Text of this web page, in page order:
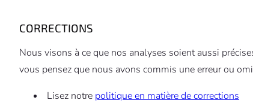
CORRECTIONS
Nous visons à ce que nos analyses soient aussi
vous pensez que nous avons commis une erreur ou
Lisez notre politique en matière de corrections